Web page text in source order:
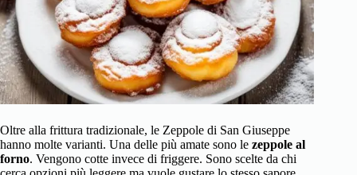
Oltre alla frittura tradizionale, le Zeppole di San Giuseppe
hanno molte varianti. Una delle più amate sono le zeppole al
forno. Vengono cotte invece di friggere. Sono scelte da chi